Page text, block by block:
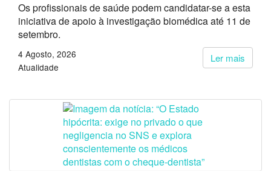
Os profissionais de saúde podem candidatar-se a esta
iniciativa de apoio à investigação biomédica até 11 de
setembro.
Ler mais
4 Agosto, 2026
Atualidade